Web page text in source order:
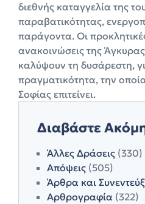
διεθνής καταγγελία της
παραβατικότητας,
παράγοντα. Οι
ανακοινώσεις της
καλύψουν τη δυσάρεστη,
πραγματικότητα, την
Σοφίας επιτείνει.
Διαβάστε
Άλλες Δράσεις (330)
Απόψεις (505)
Άρθρα και
Αρθρογραφία (322)